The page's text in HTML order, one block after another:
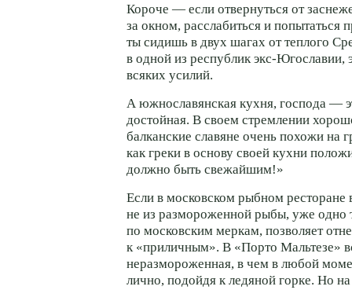
Короче — если отвернуться от
за окном, расслабиться и попытаться
ты сидишь в двух шагах от теплого
в одной из республик экс-Югославии,
всяких усилий.
А южнославянская кухня, господа —
достойная. В своем стремлении
балканские славяне очень похожи на
как греки в основу своей кухни
должно быть свежайшим!»
Если в московском рыбном
не из размороженной рыбы, уже одно
по московским меркам, позволяет
к «приличным». В «Порто Мальтезе»
неразмороженная, в чем в любой
лично, подойдя к ледяной горке. Но